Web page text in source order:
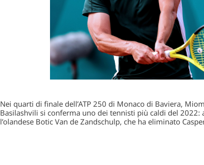
Nei quarti di finale dell’ATP 250 di Monaco di Baviera,
Basilashvili si conferma uno dei tennisti più caldi del
l’olandese Botic Van de Zandschulp, che ha eliminato